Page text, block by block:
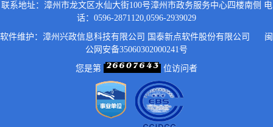
联系地址：漳州市龙文区水仙大街100号漳州市政务服务中心四楼南侧 电
话：0596-2871120,0596-2939029
软件维护：漳州兴政信息科技有限公司 国泰新点软件股份有限公司
闽
公网安备35060302000241号
您是第 位访问者